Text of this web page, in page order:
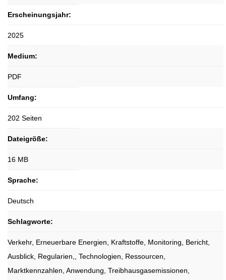
Erscheinungsjahr:
2025
Medium:
PDF
Umfang:
202 Seiten
Dateigröße:
16 MB
Sprache:
Deutsch
Schlagworte:
Verkehr, Erneuerbare Energien, Kraftstoffe, Monitoring, Bericht,
Ausblick, Regularien,, Technologien, Ressourcen,
Marktkennzahlen, Anwendung, Treibhausgasemissionen,